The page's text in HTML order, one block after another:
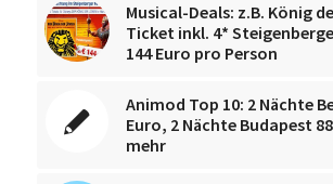
Musical-Deals: z.B. König
Ticket inkl. 4*
144 Euro pro Person
Animod Top 10: 2 Nächte
Euro, 2 Nächte Budapest
mehr